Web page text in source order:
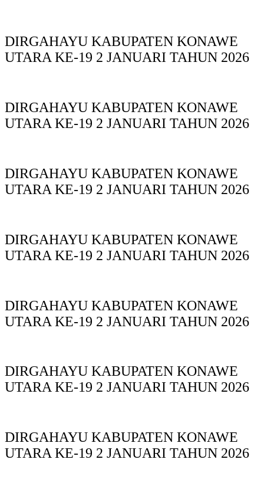
DIRGAHAYU KABUPATEN KONAWE
UTARA KE-19 2 JANUARI TAHUN 2026
DIRGAHAYU KABUPATEN KONAWE
UTARA KE-19 2 JANUARI TAHUN 2026
DIRGAHAYU KABUPATEN KONAWE
UTARA KE-19 2 JANUARI TAHUN 2026
DIRGAHAYU KABUPATEN KONAWE
UTARA KE-19 2 JANUARI TAHUN 2026
DIRGAHAYU KABUPATEN KONAWE
UTARA KE-19 2 JANUARI TAHUN 2026
DIRGAHAYU KABUPATEN KONAWE
UTARA KE-19 2 JANUARI TAHUN 2026
DIRGAHAYU KABUPATEN KONAWE
UTARA KE-19 2 JANUARI TAHUN 2026